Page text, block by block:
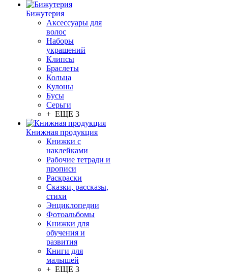
Бижутерия
Аксессуары для
волос
Наборы
украшений
Клипсы
Браслеты
Кольца
Кулоны
Бусы
Серьги
+ ЕЩЕ 3
Книжная продукция
Книжки с
наклейками
Рабочие тетради и
прописи
Раскраски
Сказки, рассказы,
стихи
Энциклопедии
Фотоальбомы
Книжки для
обучения и
развития
Книги для
малышей
+ ЕЩЕ 3